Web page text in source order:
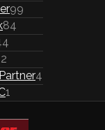
99
84
4
1